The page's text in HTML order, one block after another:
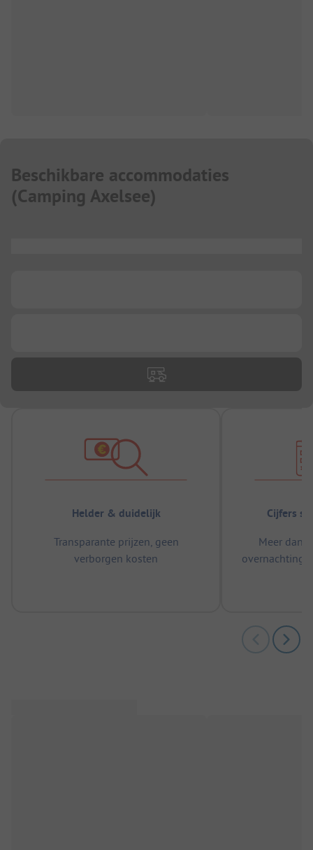
Beschikbare accommodaties
(Camping Axelsee)
Helder & duidelijk
Transparante prijzen, geen
verborgen kosten
Cijfers
Meer dan